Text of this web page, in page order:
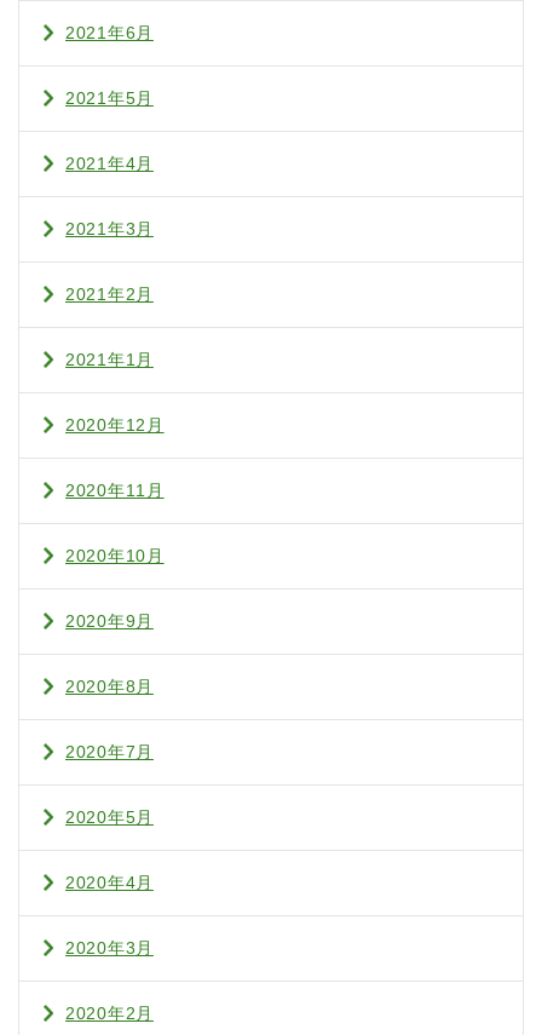
2021年6月
2021年5月
2021年4月
2021年3月
2021年2月
2021年1月
2020年12月
2020年11月
2020年10月
2020年9月
2020年8月
2020年7月
2020年5月
2020年4月
2020年3月
2020年2月